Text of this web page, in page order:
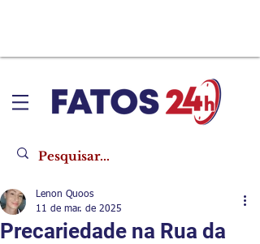
Precariedade na Rua da
Lenon Quoos
11 de mar. de 2025